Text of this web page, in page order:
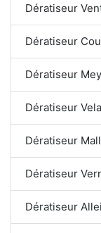
Dératiseur
Dératiseur
Dératiseur
Dératiseur
Dératiseur
Dératiseur
Dératiseur